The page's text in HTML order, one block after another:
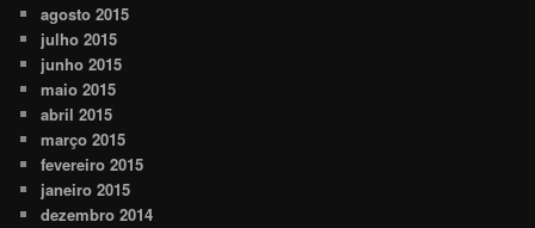
agosto 2015
julho 2015
junho 2015
maio 2015
abril 2015
março 2015
fevereiro 2015
janeiro 2015
dezembro 2014